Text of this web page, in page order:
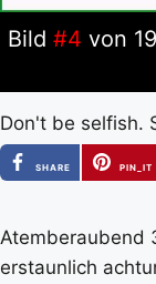
Bild #4 von
Don't be selfish.
SHARE
PIN_IT
Atemberaubend
erstaunlich